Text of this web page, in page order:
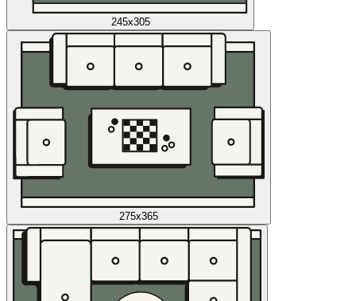
245x305
275x365